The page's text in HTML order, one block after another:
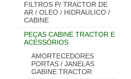
FILTROS P/ TRACTOR DE
AR / OLEO / HIDRAULICO /
CABINE
PEÇAS CABINE TRACTOR E
ACESSÓRIOS
AMORTECEDORES
PORTAS / JANELAS
GABINE TRACTOR